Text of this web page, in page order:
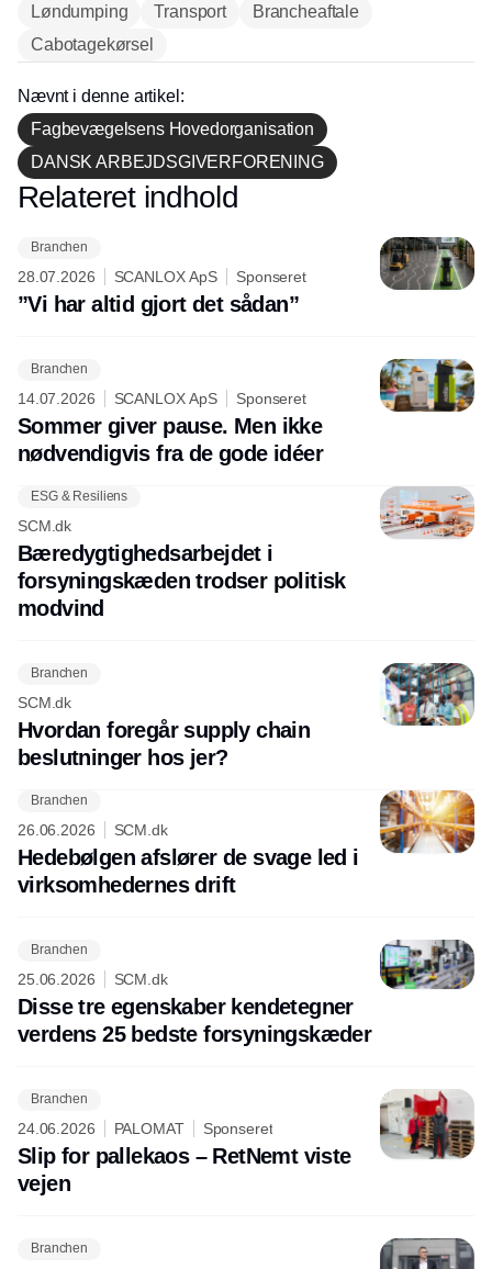
Løndumping
Transport
Brancheaftale
Cabotagekørsel
Nævnt i denne artikel:
Fagbevægelsens Hovedorganisation
DANSK ARBEJDSGIVERFORENING
Annonce
Relateret indhold
Branchen
28.07.2026 SCANLOX ApS Sponseret
”Vi har altid gjort det sådan”
Branchen
14.07.2026 SCANLOX ApS Sponseret
Sommer giver pause. Men ikke
nødvendigvis fra de gode idéer
ESG & Resiliens
SCM.dk
Bæredygtighedsarbejdet i
forsyningskæden trodser politisk
modvind
Branchen
SCM.dk
Hvordan foregår supply chain
beslutninger hos jer?
Branchen
26.06.2026 SCM.dk
Hedebølgen afslører de svage led i
virksomhedernes drift
Branchen
25.06.2026 SCM.dk
Disse tre egenskaber kendetegner
verdens 25 bedste forsyningskæder
Branchen
24.06.2026 PALOMAT Sponseret
Slip for pallekaos – RetNemt viste
vejen
Branchen